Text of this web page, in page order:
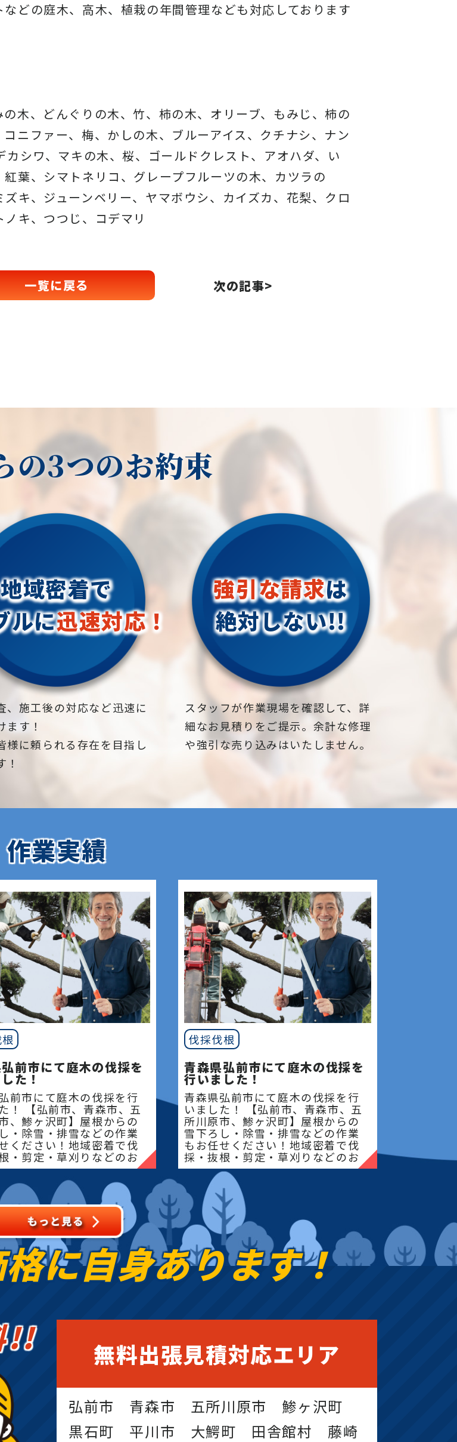
どの庭木、高木、 植栽の年間管理なども対応しております
木、どんぐりの木、竹、柿の木、オリーブ、もみじ、柿の
ニファー、梅、かしの木、ブルーアイス、 クチナシ、ナン
シワ、マキの木、桜、
ゴールドクレスト、アオハダ、い
葉、シマトネリコ、 グレープフルーツの木、カツラの
キ、ジューンベリー、ヤマボウシ、カイズカ、 花梨、クロ
キ、 つつじ、コデマリ
一覧に戻る 次の記事>
の3つのお約束
地域密着で
ルに迅速対応！
、施工後の対応など迅速に
ます！
様に頼られる存在を目指し
強引な請求は
絶対しない!!
スタッフが作業現場を確認して、詳
細なお見積りをご提示。余計な修理
や強引な売り込みはいたしません。
作業実績
前市にて庭木の伐採を
た！
前市にて庭木の伐採を行
！ 【弘前市、青森市、五
、鯵ヶ沢町】屋根からの
・除雪・排雪などの作業
ください！地域密着で伐
・剪定・草刈りなどのお
、造園・
伐採伐根
青森県弘前市にて庭木の伐採を
行いました！
青森県弘前市にて庭木の伐採を行
いました！ 【弘前市、青森市、五
所川原市、鯵ヶ沢町】屋根からの
雪下ろし・除雪・排雪などの作業
もお任せください！地域密着で伐
採・抜根・剪定・草刈りなどのお
庭のこと、造園・
に自身あります！
!! 無料出張見積対応エリア
弘前市 青森市 五所川原市 鯵ヶ沢町
黒石町 平川市 大鰐町 田舎館村 藤崎